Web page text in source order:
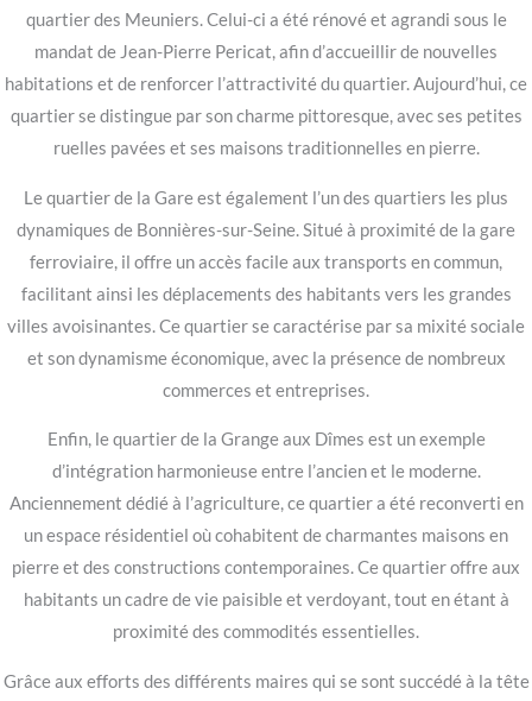
quartier des Meuniers. Celui-ci a été rénové et agrandi sous le
mandat de Jean-Pierre Pericat, afin d’accueillir de nouvelles
habitations et de renforcer l’attractivité du quartier. Aujourd’hui, ce
quartier se distingue par son charme pittoresque, avec ses petites
ruelles pavées et ses maisons traditionnelles en pierre.
Le quartier de la Gare est également l’un des quartiers les plus
dynamiques de Bonnières-sur-Seine. Situé à proximité de la gare
ferroviaire, il offre un accès facile aux transports en commun,
facilitant ainsi les déplacements des habitants vers les grandes
villes avoisinantes. Ce quartier se caractérise par sa mixité sociale
et son dynamisme économique, avec la présence de nombreux
commerces et entreprises.
Enfin, le quartier de la Grange aux Dîmes est un exemple
d’intégration harmonieuse entre l’ancien et le moderne.
Anciennement dédié à l’agriculture, ce quartier a été reconverti en
un espace résidentiel où cohabitent de charmantes maisons en
pierre et des constructions contemporaines. Ce quartier offre aux
habitants un cadre de vie paisible et verdoyant, tout en étant à
proximité des commodités essentielles.
Grâce aux efforts des différents maires qui se sont succédé à la tête